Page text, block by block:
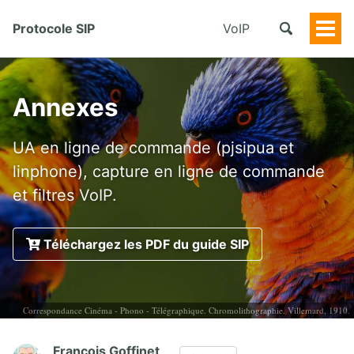
Protocole SIP VoIP
Annexes
UA en ligne de commande (pjsipua et
linphone), capture en ligne de commande
et filtres VoIP.
Téléchargez les PDF du guide SIP
Correspondance Cinéma - Phono - Télégraphique. Chromolithographie. Villemard, 1910.
François Goffinet